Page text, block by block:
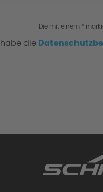
Die mit einem *
die